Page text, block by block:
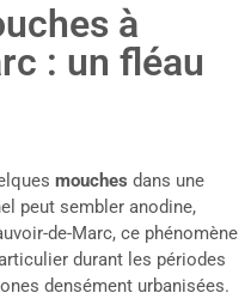
à
: un fléau
mouches dans une
peut sembler anodine,
de-Marc, ce phénomène
durant les périodes
densément urbanisées.